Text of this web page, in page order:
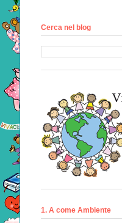
Cerca nel blog
1. A come Ambiente